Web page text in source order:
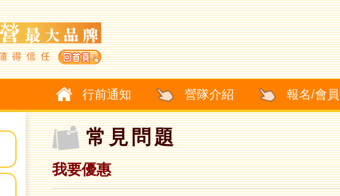
行前通知 營隊介紹 報名/會員
常見問題
我要優惠